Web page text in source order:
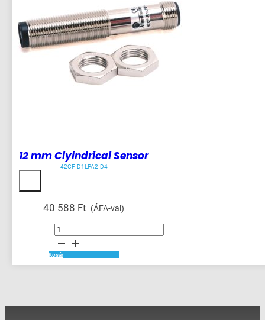
12 mm Clyindrical Sensor
42CF-D1LPA2-D4
40 588 Ft (ÁFA-val)
12
mm
Clyindrical
Sensor
mennyiség
Kosár